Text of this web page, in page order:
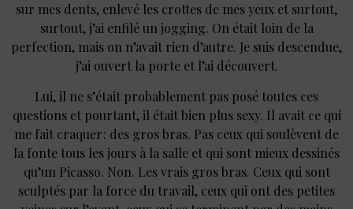
sur mes dents, enlevé les crottes de mes yeux et surtout,
surtout, j’ai enfilé un jogging. On était loin de la
perfection, mais on n’avait rien d’autre. Je suis descendue,
j’ai ouvert la porte et l’ai découvert.
Lui, il ne s’était probablement pas posé toutes ces
questions et pourtant, il était bien plus sexy. Il avait ce qui
me fait craquer : des gros bras. Pas ceux qui soulèvent de
la fonte tous les jours à la salle et qui sont mieux dessinés
qu’un Picasso. Non. Les vrais gros bras. Ceux qui sont
sculptés par la force du travail, ceux qui ont des petites